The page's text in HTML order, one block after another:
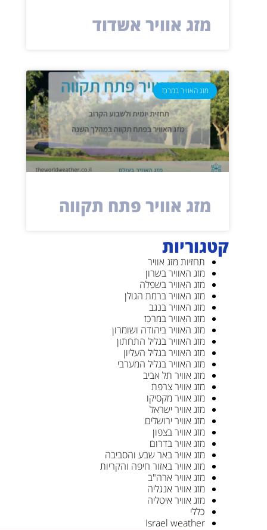
מזג אוויר אשדוד
מזג האוויר במרכז
מזג אוויר פתח תקווה
קטגוריות
תחזיות מזג אוויר
מזג האוויר בשרון
מזג האוויר בשפלה
מזג האוויר ברמת הגולן
מזג האוויר בנגב
מזג האוויר במרכז
מזג האוויר ביהודה ושומרון
מזג האוויר בגליל התחתון
מזג האוויר בגליל העליון
מזג האוויר בגליל המערבי
מזג אוויר תל אביב
מזג אוויר צרפת
מזג אוויר מקסיקו
מזג אוויר ישראל
מזג אוויר ירושלים
מזג אוויר בצפון
מזג אוויר בדרום
מזג אוויר באר שבע והסביבה
מזג אוויר באזור חיפה והקריות
מזג אוויר ארה"ב
מזג אוויר אנגליה
מזג אוויר איטליה
כללי
Israel weather